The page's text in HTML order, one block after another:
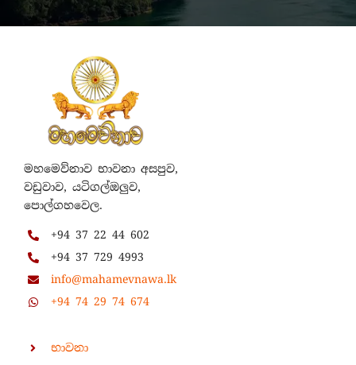
මහමෙව්නාව භාවනා අසපුව,
වඩුවාව, යටිගල්ඔලුව,
පොල්ගහවෙල.
+94 37 22 44 602
+94 37 729 4993
info@mahamevnawa.lk
+94 74 29 74 674
භාවනා